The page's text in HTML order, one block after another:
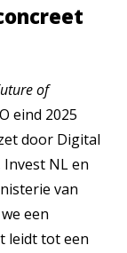
of
eind 2025
door Digital
Invest NL en
van
een
leidt tot een